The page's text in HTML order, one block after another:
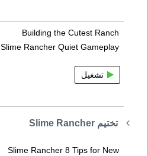
Building the Cutest Ranch
Slime Rancher Quiet Gameplay
تشغيل
تختيم Slime Rancher
Slime Rancher 8 Tips for New